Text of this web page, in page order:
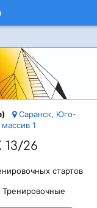
Саранск, Юго-
1
26
стартов